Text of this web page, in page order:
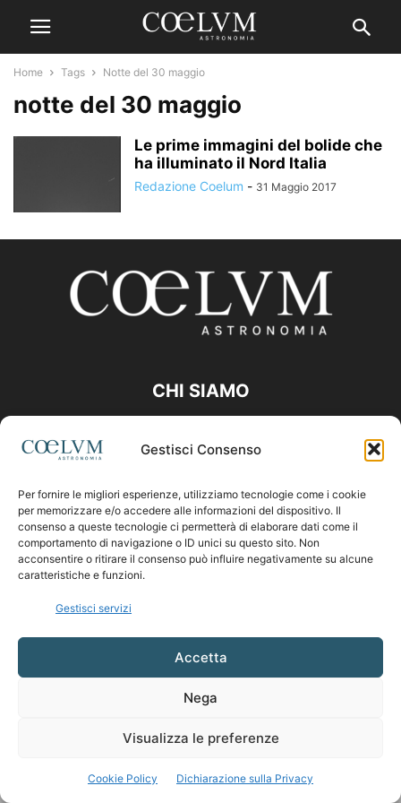
Gestisci Consenso
Per fornire le migliori esperienze, utilizziamo tecnologie come i cookie
per memorizzare e/o accedere alle informazioni del dispositivo. Il
consenso a queste tecnologie ci permetterà di elaborare dati come il
comportamento di navigazione o ID unici su questo sito. Non
acconsentire o ritirare il consenso può influire negativamente su alcune
caratteristiche e funzioni.
Gestisci servizi
Accetta
Nega
Visualizza le preferenze
Cookie Policy Dichiarazione sulla Privacy
Home Tags Notte del 30 maggio
notte del 30 maggio
Le prime immagini del bolide che
ha illuminato il Nord Italia
Redazione Coelum - 31 Maggio 2017
CHI SIAMO
Contattaci:coelumastro@coelum.com
SEGUICI